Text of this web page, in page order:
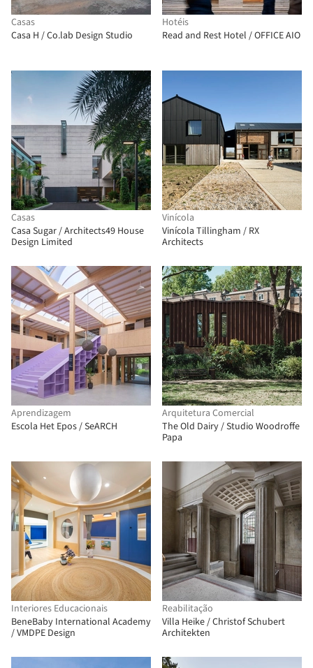
Casas
Casa H / Co.lab Design Studio
Hotéis
Read and Rest Hotel / OFFICE AIO
Casas
Casa Sugar / Architects49 House
Design Limited
Vinícola
Vinícola Tillingham / RX
Architects
Aprendizagem
Escola Het Epos / SeARCH
Arquitetura Comercial
The Old Dairy / Studio Woodroffe
Papa
Interiores Educacionais
BeneBaby International Academy
/ VMDPE Design
Reabilitação
Villa Heike / Christof Schubert
Architekten